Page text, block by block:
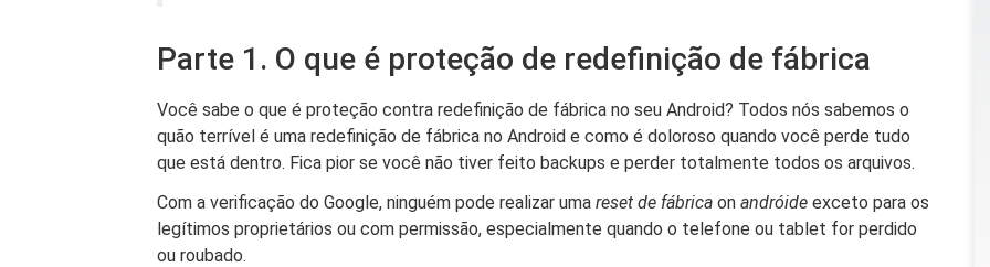
Parte 1. O que é proteção de redefinição de fábrica
Você sabe o que é proteção contra redefinição de fábrica no seu Android? Todos nós sabemos o
quão terrível é uma redefinição de fábrica no Android e como é doloroso quando você perde tudo
que está dentro. Fica pior se você não tiver feito backups e perder totalmente todos os arquivos.
Com a verificação do Google, ninguém pode realizar uma reset de fábrica on andróide exceto para os
legítimos proprietários ou com permissão, especialmente quando o telefone ou tablet for perdido
ou roubado.